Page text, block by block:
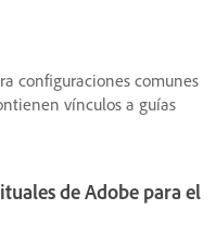
configuraciones comunes
vínculos a guías
de Adobe para el